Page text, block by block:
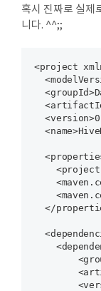
혹시 진짜로 실제
니다. ^^;;
<project
</